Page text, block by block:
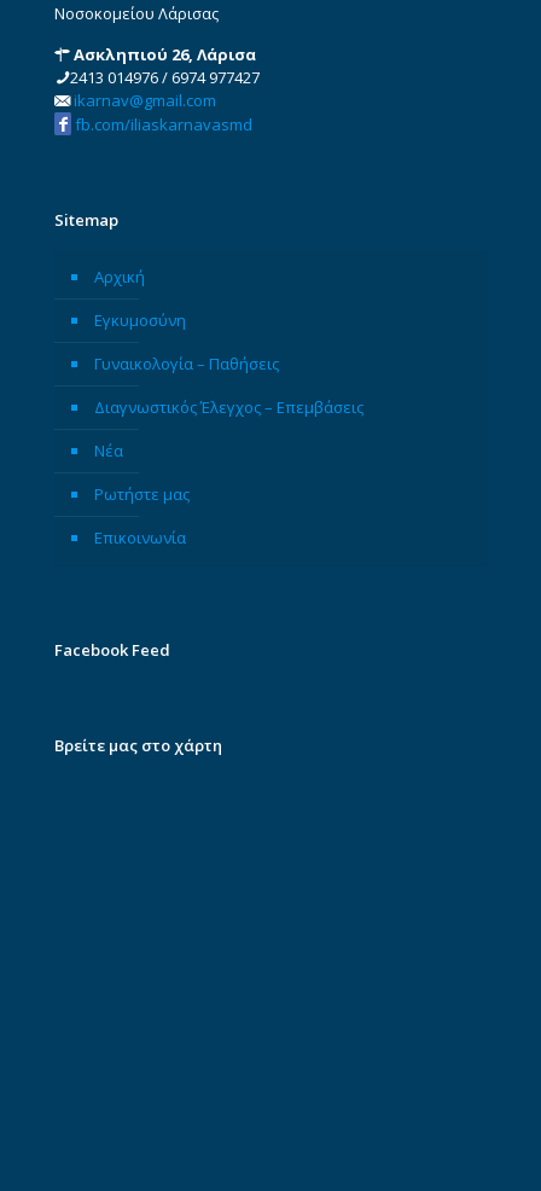
Νοσοκομείου Λάρισας
Ασκληπιού 26, Λάρισα
2413 014976/6974 977427
ikarnav@gmail.com
fb.com/iliaskarnavasmd
Sitemap
Αρχική
Εγκυμοσύνη
Γυναικολογία – Παθήσεις
Διαγνωστικός Έλεγχος – Επεμβάσεις
Νέα
Ρωτήστε μας
Επικοινωνία
Facebook Feed
Βρείτε μας στο χάρτη